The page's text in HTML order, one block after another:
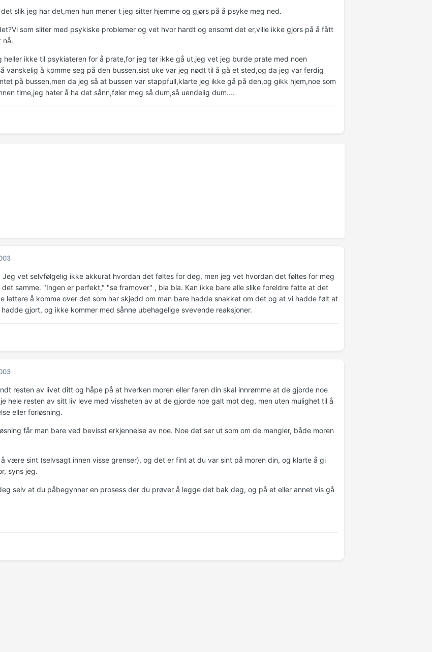
slik jeg har det,men hun mener t jeg sitter hjemme og gjørs på å psyke meg ned.
som sliter med psykiske problemer og vet hvor hardt og ensomt det er,ville ikke gjors på å fått
nå.
heller ikke til psykiateren for å prate,for jeg tør ikke gå ut,jeg vet jeg burde prate med noen
vanskelig å komme seg på den bussen,sist uke var jeg nødt til å gå et sted,og da jeg var ferdig
på bussen,men da jeg så at bussen var stappfull,klarte jeg ikke gå på den,og gikk hjem,noe som
time,jeg hater å ha det sånn,føler meg så dum,så uendelig dum....
Jeg vet selvfølgelig ikke akkurat hvordan det føltes for deg, men jeg vet hvordan det føltes for meg
samme. "Ingen er perfekt," "se framover" , bla bla. Kan ikke bare alle slike foreldre fatte at det
lettere å komme over det som har skjedd om man bare hadde snakket om det og at vi hadde følt at
gjort, og ikke kommer med sånne ubehagelige svevende reaksjoner.
resten av livet ditt og håpe på at hverken moren eller faren din skal innrømme at de gjorde noe
hele resten av sitt liv leve med vissheten av at de gjorde noe galt mot deg, men uten mulighet til å
eller forløsning.
får man bare ved bevisst erkjennelse av noe. Noe det ser ut som om de mangler, både moren
være sint (selvsagt innen visse grenser), og det er fint at du var sint på moren din, og klarte å gi
syns jeg.
selv at du påbegynner en prosess der du prøver å legge det bak deg, og på et eller annet vis gå